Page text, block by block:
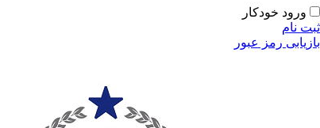
ورود خودکار
ثبت نام
بازیابی رمز عبور